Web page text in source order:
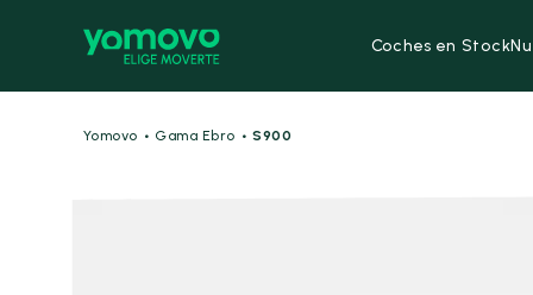
Coches en Stock
Yomovo · Gama Ebro · S900